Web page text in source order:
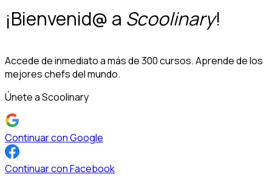
¡Bienvenid@ a Scoolinary!
Accede de inmediato a más de 300 cursos. Aprende de los
mejores chefs del mundo.
Únete a Scoolinary
Continuar con Google
Continuar con Facebook